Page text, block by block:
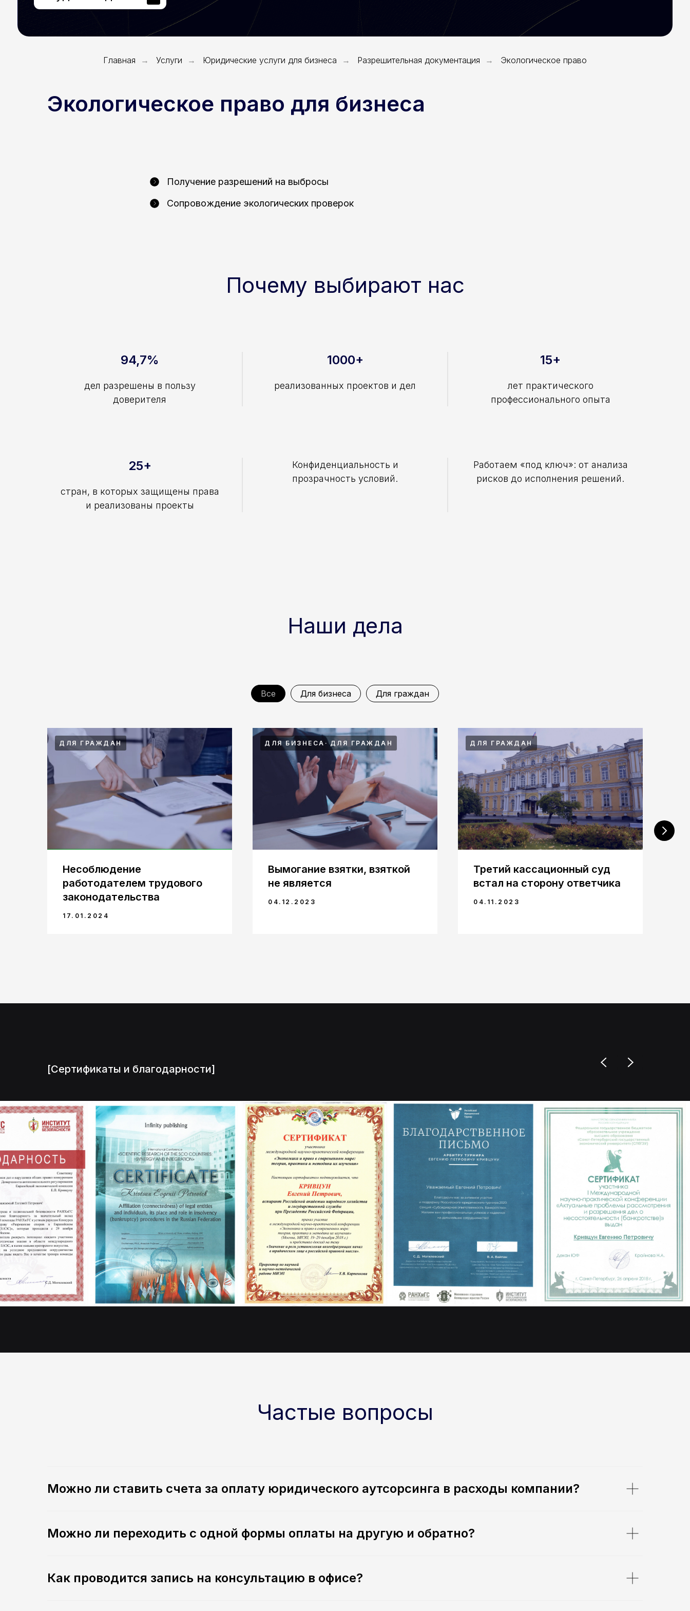
Главная → Услуги → Юридические услуги для бизнеса → Разрешительная документация → Экологическое право
Экологическое право для бизнеса
Получение разрешений на выбросы
Сопровождение экологических проверок
Почему выбирают нас
94,7%
дел разрешены в пользу
доверителя
1000+
реализованных проектов и дел
15+
лет практического
профессионального опыта
25+
стран, в которых защищены права
и реализованы проекты
Конфиденциальность и
прозрачность условий.
Работаем «под ключ»: от анализа
рисков до исполнения решений.
Наши дела
Все Для бизнеса Для граждан
ДЛЯ ГРАЖДАН
Несоблюдение
работодателем трудового
законодательства
17.01.2024
ДЛЯ БИЗНЕСА ДЛЯ ГРАЖДАН
Вымогание взятки, взяткой
не является
04.12.2023
ДЛЯ ГРАЖДАН
Третий кассационный суд
встал на сторону ответчика
04.11.2023
[Сертификаты и благодарности]
Частые вопросы
Можно ли ставить счета за оплату юридического аутсорсинга в расходы компании?
Можно ли переходить с одной формы оплаты на другую и обратно?
Как проводится запись на консультацию в офисе?